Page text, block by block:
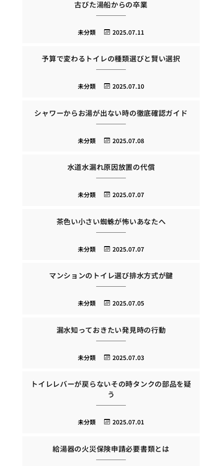
古びた湯船からの卒業
2025.07.11
未分類
予算で変わるトイレの種類選びと賢い選択
2025.07.10
未分類
シャワーからお湯が出ない時の徹底確認ガイド
2025.07.08
未分類
水道水漏れ原因放置の代償
2025.07.07
未分類
茶色い小さい蜘蛛が怖いあなたへ
2025.07.07
未分類
マンションのトイレ選び排水方式が鍵
2025.07.05
未分類
漏水知っておきたい発見時の行動
2025.07.03
未分類
トイレレバーが戻らないその時タンクの部品を疑
う
2025.07.01
未分類
給湯器の火災保険申請必要書類とは